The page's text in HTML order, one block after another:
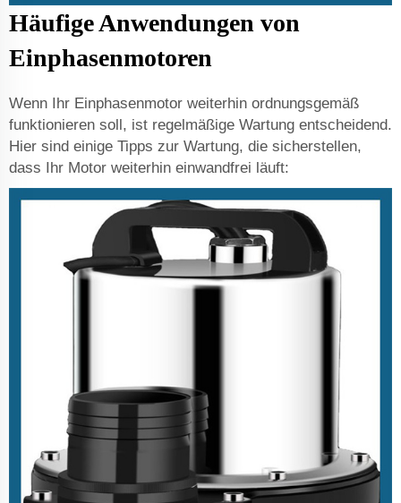
Häufige Anwendungen von
Einphasenmotoren
Wenn Ihr Einphasenmotor weiterhin ordnungsgemäß
funktionieren soll, ist regelmäßige Wartung entscheidend.
Hier sind einige Tipps zur Wartung, die sicherstellen,
dass Ihr Motor weiterhin einwandfrei läuft: